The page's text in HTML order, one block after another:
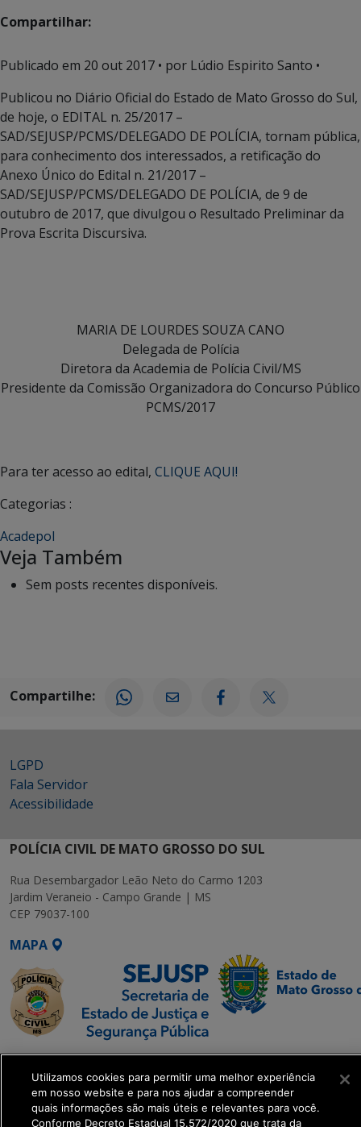
Compartilhar:
Publicado em 20 out 2017 • por Lúdio Espirito Santo •
Publicou no Diário Oficial do Estado de Mato Grosso do Sul,
de hoje, o EDITAL n. 25/2017 –
SAD/SEJUSP/PCMS/DELEGADO DE POLÍCIA, tornam pública,
para conhecimento dos interessados, a retificação do
Anexo Único do Edital n. 21/2017 –
SAD/SEJUSP/PCMS/DELEGADO DE POLÍCIA, de 9 de
outubro de 2017, que divulgou o Resultado Preliminar da
Prova Escrita Discursiva.
MARIA DE LOURDES SOUZA CANO
Delegada de Polícia
Diretora da Academia de Polícia Civil/MS
Presidente da Comissão Organizadora do Concurso Público
PCMS/2017
Para ter acesso ao edital, CLIQUE AQUI!
Categorias :
Acadepol
Veja Também
Sem posts recentes disponíveis.
Compartilhe:
LGPD
Fala Servidor
Acessibilidade
POLÍCIA CIVIL DE MATO GROSSO DO SUL
Rua Desembargador Leão Neto do Carmo 1203
Jardim Veraneio - Campo Grande | MS
CEP 79037-100
MAPA
SETDIG | Secretaria-
Executiva de
Transformação Digital
Utilizamos cookies para permitir uma melhor experiência
em nosso website e para nos ajudar a compreender
quais informações são mais úteis e relevantes para você.
Conforme Decreto Estadual 15.572/2020 que trata da